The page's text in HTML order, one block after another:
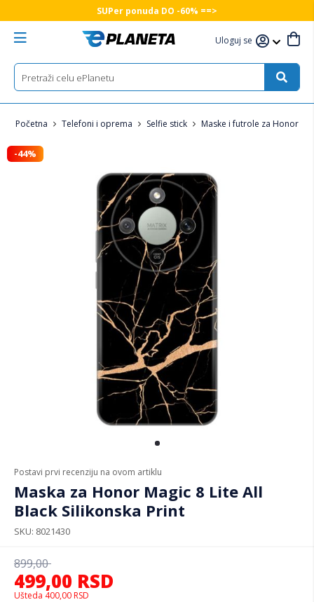
SUPer ponuda DO -60% ==>
Uloguj se
Početna Telefoni i oprema Selfie stick Maske i futrole za Honor
Postavi prvi recenziju na ovom artiklu
Maska za Honor Magic 8 Lite All
Black Silikonska Print
SKU 8021430
499,00 RSD
899,00
Ušteda 400,00 RSD
-44%